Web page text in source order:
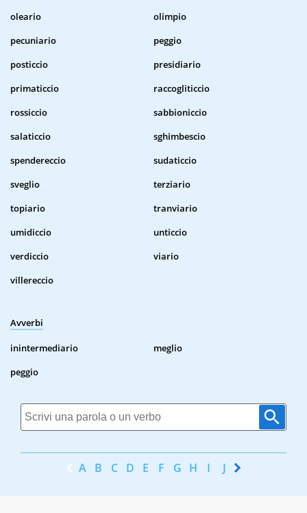
oleario
olimpio
pecuniario
peggio
posticcio
presidiario
primaticcio
raccogliticcio
rossiccio
sabbioniccio
salaticcio
sghimbescio
spendereccio
sudaticcio
sveglio
terziario
topiario
tranviario
umidiccio
unticcio
verdiccio
viario
villereccio
Avverbi
inintermediario
meglio
peggio
A B C D E F G H I J K